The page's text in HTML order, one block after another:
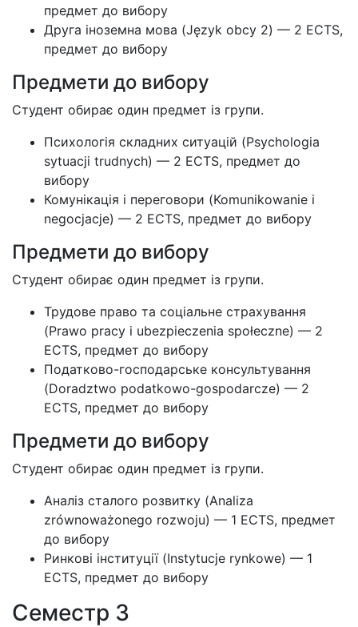
предмет до вибору
Друга іноземна мова (Język obcy 2) — 2 ECTS,
предмет до вибору
Предмети до вибору
Студент обирає один предмет із групи.
Психологія складних ситуацій (Psychologia
sytuacji trudnych) — 2 ECTS, предмет до
вибору
Комунікація і переговори (Komunikowanie i
negocjacje) — 2 ECTS, предмет до вибору
Предмети до вибору
Студент обирає один предмет із групи.
Трудове право та соціальне страхування
(Prawo pracy i ubezpieczenia społeczne) — 2
ECTS, предмет до вибору
Податково-господарське консультування
(Doradztwo podatkowo-gospodarcze) — 2
ECTS, предмет до вибору
Предмети до вибору
Студент обирає один предмет із групи.
Аналіз сталого розвитку (Analiza
zrównoważonego rozwoju) — 1 ECTS, предмет
до вибору
Ринкові інституції (Instytucje rynkowe) — 1
ECTS, предмет до вибору
Семестр 3